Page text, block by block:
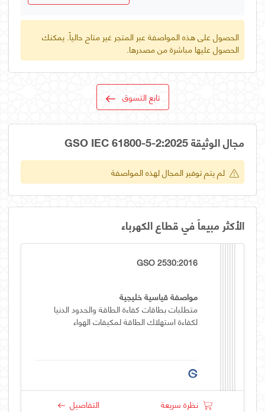
الحصول على هذه المواصفة عبر المتجر غير متاح حالياً. يمكنك
الحصول عليها مباشرة من مصدرها.
تابع التسوق
مجال الوثيقة GSO IEC 61800-5-2:2025
لم يتم توفير المجال لهذه المواصفة
الأكثر مبيعاً في قطاع الكهرباء
GSO 2530:2016
مواصفة قياسية خليجية
متطلبات بطاقات كفاءة الطاقة والحدود الدنيا
لكفاءة استهلاك الطاقة لمكيفات الهواء
نظرة سريعة التفاصيل